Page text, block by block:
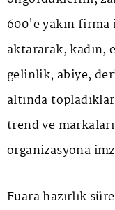
600'e yakın
aktararak, kadın,
gelinlik, abiye,
altında
trend ve
organizasyona
Fuara hazırlık